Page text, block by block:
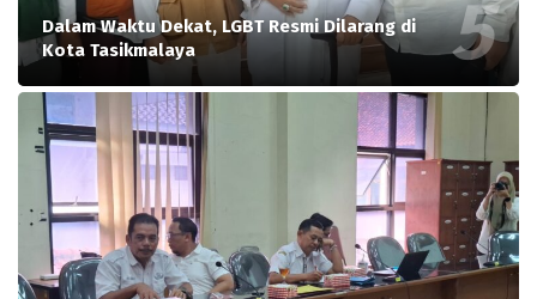
Dalam Waktu Dekat, LGBT Resmi Dilarang di
Kota Tasikmalaya